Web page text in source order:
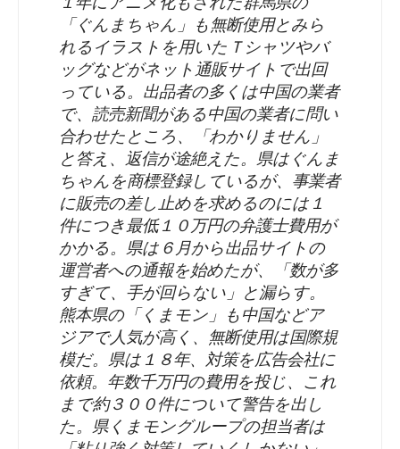
ま
り
ま
し
た
|
彦
根
市
6
月
26
目
新
デ
ザ
イ
ン
発
表
ア
ニ
メ
「ぐんまちゃん」も無断使用とみら
れるイラストを用いたＴシャツやバ
ッグなどがネット通販サイトで出回
っている。出品者の多くは中国の業者
で、読売新聞がある中国の業者に問い
合わせたところ、「わかりません」
と答え、返信が途絶えた。県はぐんま
ちゃんを商標登録しているが、事業者
に販売の差し止めを求めるのには１
件につき最低１０万円の弁護士費用が
かかる。県は６月から出品サイトの
運営者への通報を始めたが、「数が多
すぎて、手が回らない」と漏らす。
熊本県の「くまモン」も中国などア
ジアで人気が高く、無断使用は国際規
模だ。県は１８年、対策を広告会社に
依頼。年数千万円の費用を投じ、これ
まで約３００件について警告を出し
た。県くまモングループの担当者は